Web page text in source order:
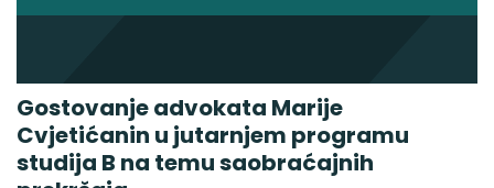
Gostovanje advokata Marije
Cvjetićanin u jutarnjem programu
studija B na temu saobraćajnih